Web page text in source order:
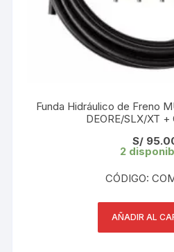
Funda Hidráulico de Freno
DEORE/SLX/XT
S/
2
CÓDIGO:
AÑADIR AL